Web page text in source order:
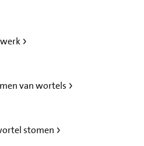
van wortels
stomen